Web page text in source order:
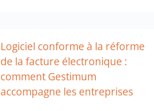
Logiciel conforme à la réforme
de la facture électronique :
comment Gestimum
accompagne les entreprises